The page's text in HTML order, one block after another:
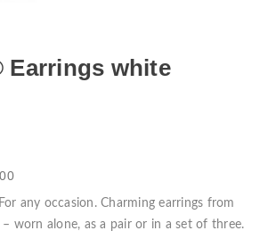
Earrings white
any occasion. Charming earrings from
worn alone, as a pair or in a set of three.